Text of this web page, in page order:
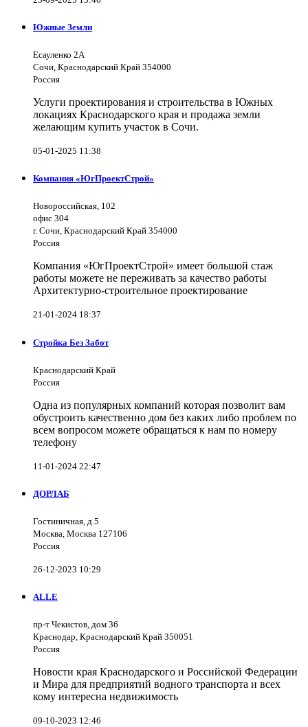
Южные Земли
Есауленко 2А
Сочи, Краснодарский Край 354000
Россия
Услуги проектирования и строительства в Южных
локациях Краснодарского края и продажа земли
желающим купить участок в Сочи.
05-01-2025 11:38
Компания «ЮгПроектСтрой»
Новороссийская, 102
офис 304
г. Сочи, Краснодарский Край 354000
Россия
Компания «ЮгПроектСтрой» имеет большой стаж
работы можете не переживать за качество работы
Архитектурно-строительное проектирование
21-01-2024 18:37
Стройка Без Забот
Краснодарский Край
Россия
Одна из популярных компаний которая позволит вам
обустроить качественно дом без каких либо проблем по
всем вопросом можете обращаться к нам по номеру
телефону
11-01-2024 22:47
ДОРЛАБ
Гостиничная, д.5
Москва, Москва 127106
Россия
26-12-2023 10:29
ALLE
пр-т Чекистов, дом 36
Краснодар, Краснодарский Край 350051
Россия
Новости края Краснодарского и Российской Федерации
и Мира для предприятий водного транспорта и всех
кому интересна недвижимость
09-10-2023 12:46